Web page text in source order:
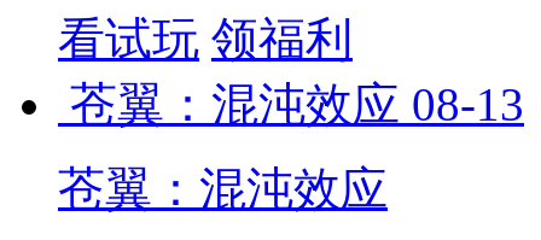
看试玩 领福利
苍翼：混沌效应 08-13
苍翼：混沌效应